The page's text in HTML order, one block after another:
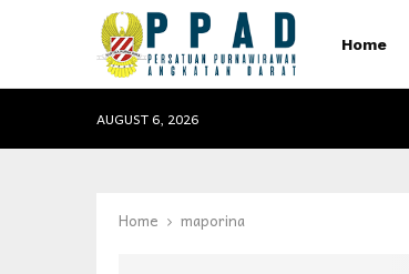
Home
AUGUST 6, 2026
Home maporina